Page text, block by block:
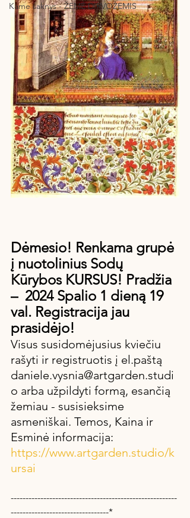
Kame šaknys - ŽEMĖ DIRVOŽEMIS
Dėmesio! Renkama grupė
į nuotolinius Sodų
Kūrybos KURSUS! Pradžia
–  2024 Spalio 1 dieną 19
val. Registracija jau
prasidėjo!
Visus susidomėjusius kviečiu
rašyti ir registruotis į el.paštą
daniele.vysnia@artgarden.studi
o arba užpildyti formą, esančią
žemiau - susisieksime
asmeniškai. Temos, Kaina ir
Esminė informacija:
https://www.artgarden.studio/k
ursai
--------------------------------------------------------
---------------------------------*